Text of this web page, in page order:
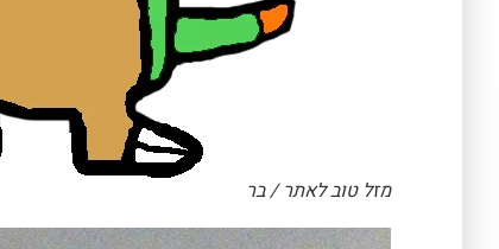
מזל טוב לאתר / בר